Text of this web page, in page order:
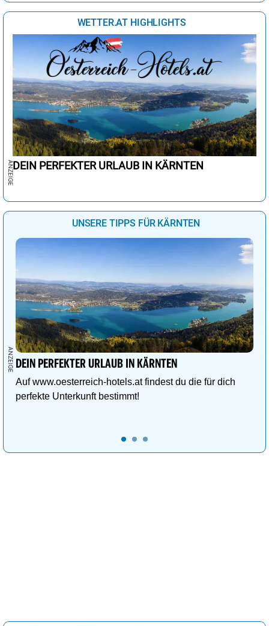
WETTER.AT HIGHLIGHTS
DEIN PERFEKTER URLAUB IN KÄRNTEN
UNSERE TIPPS FÜR KÄRNTEN
DEIN PERFEKTER URLAUB IN KÄRNTEN
Auf www.oesterreich-hotels.at findest du die für dich
perfekte Unterkunft bestimmt!